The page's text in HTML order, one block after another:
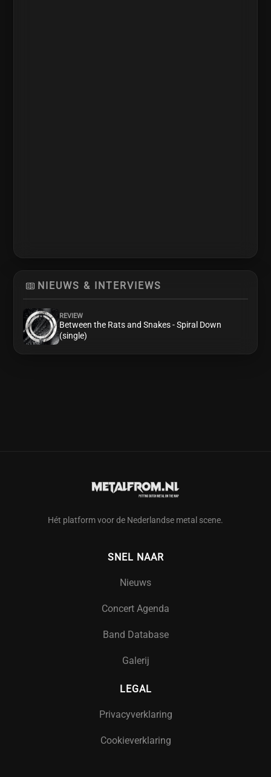
NIEUWS & INTERVIEWS
REVIEW
Between the Rats and Snakes - Spiral Down
(single)
Hét platform voor de Nederlandse metal scene.
SNEL NAAR
Nieuws
Concert Agenda
Band Database
Galerij
LEGAL
Privacyverklaring
Cookieverklaring